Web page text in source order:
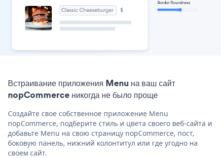
Встраивание приложения Menu на ваш сайт
nopCommerce никогда не было проще
Создайте свое собственное приложение Menu
nopCommerce, подберите стиль и цвета своего веб-сайта и
добавьте Menu на свою страницу nopCommerce, пост,
боковую панель, нижний колонтитул или где угодно на
своем сайт.